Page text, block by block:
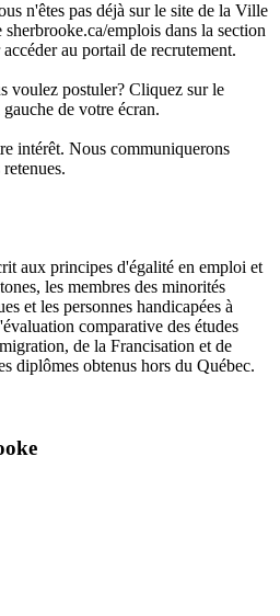
n'êtes pas déjà sur le site de la Ville
emplois dans la section
au portail de recrutement.
voulez postuler? Cliquez sur le
de votre écran.
intérêt. Nous communiquerons
aux principes d'égalité en emploi et
les membres des minorités
et les personnes handicapées à
comparative des études
de la Francisation et de
diplômes obtenus hors du Québec.